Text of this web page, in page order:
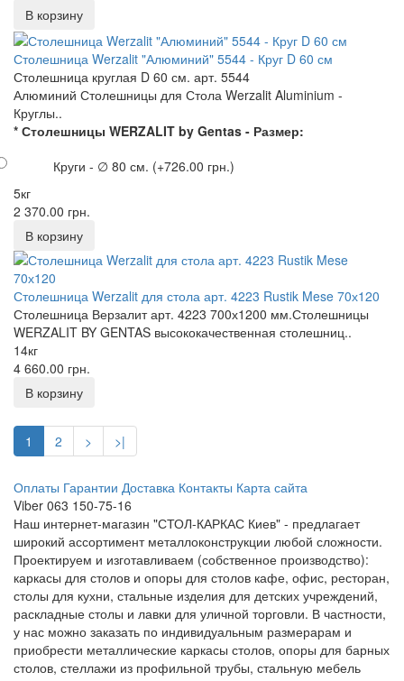
Столешница Werzalit "Алюминий" 5544 - Круг D 60 см
Столешница круглая D 60 см. арт. 5544
Алюминий Столешницы для Стола Werzalit Aluminium -
Круглы..
* Столешницы WERZALIT by Gentas - Размер:
Круги - ∅ 80 см. (+726.00 грн.)
5кг
2 370.00 грн.
Столешница Werzalit для стола арт. 4223 Rustik Mese 70х120
Столешница Верзалит арт. 4223 700х1200 мм.Столешницы
WERZALIT BY GENTAS высококачественная столешниц..
14кг
4 660.00 грн.
1 2 > >|
Оплаты Гарантии Доставка Контакты Карта сайта
Viber 063 150-75-16
Наш интернет-магазин "СТОЛ-КАРКАС Киев" - предлагает
широкий ассортимент металлоконструкции любой сложности.
Проектируем и изготавливаем (собственное производство):
каркасы для столов и опоры для столов кафе, офис, ресторан,
столы для кухни, стальные изделия для детских учреждений,
раскладные столы и лавки для уличной торговли. В частности,
у нас можно заказать по индивидуальным размерарам и
приобрести металлические каркасы столов, опоры для барных
столов, стеллажи из профильной трубы, стальную мебель